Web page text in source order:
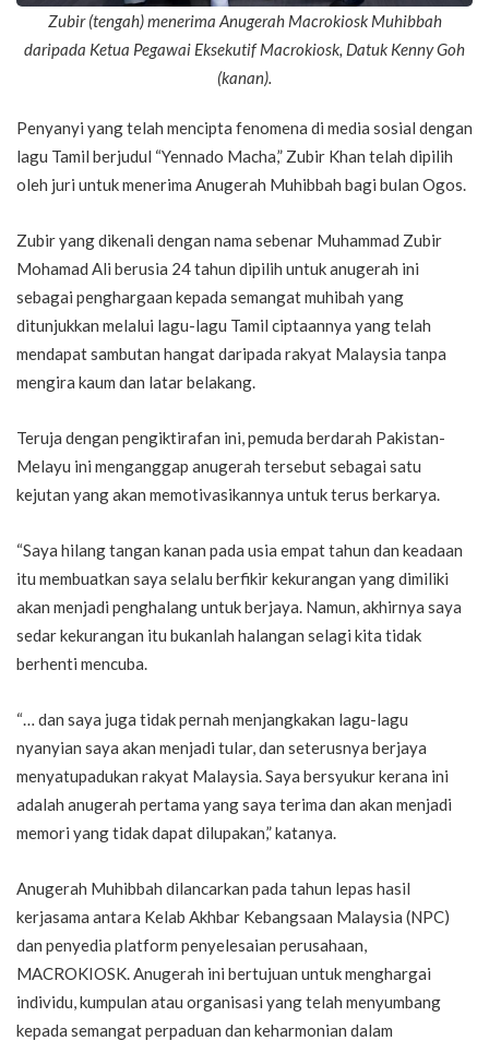
Zubir (tengah) menerima Anugerah Macrokiosk Muhibbah
daripada Ketua Pegawai Eksekutif Macrokiosk, Datuk Kenny Goh
(kanan).
Penyanyi yang telah mencipta fenomena di media sosial dengan
lagu Tamil berjudul “Yennado Macha,” Zubir Khan telah dipilih
oleh juri untuk menerima Anugerah Muhibbah bagi bulan Ogos.
Zubir yang dikenali dengan nama sebenar Muhammad Zubir
Mohamad Ali berusia 24 tahun dipilih untuk anugerah ini
sebagai penghargaan kepada semangat muhibah yang
ditunjukkan melalui lagu-lagu Tamil ciptaannya yang telah
mendapat sambutan hangat daripada rakyat Malaysia tanpa
mengira kaum dan latar belakang.
Teruja dengan pengiktirafan ini, pemuda berdarah Pakistan-
Melayu ini menganggap anugerah tersebut sebagai satu
kejutan yang akan memotivasikannya untuk terus berkarya.
“Saya hilang tangan kanan pada usia empat tahun dan keadaan
itu membuatkan saya selalu berfikir kekurangan yang dimiliki
akan menjadi penghalang untuk berjaya. Namun, akhirnya saya
sedar kekurangan itu bukanlah halangan selagi kita tidak
berhenti mencuba.
“… dan saya juga tidak pernah menjangkakan lagu-lagu
nyanyian saya akan menjadi tular, dan seterusnya berjaya
menyatupadukan rakyat Malaysia. Saya bersyukur kerana ini
adalah anugerah pertama yang saya terima dan akan menjadi
memori yang tidak dapat dilupakan,” katanya.
Anugerah Muhibbah dilancarkan pada tahun lepas hasil
kerjasama antara Kelab Akhbar Kebangsaan Malaysia (NPC)
dan penyedia platform penyelesaian perusahaan,
MACROKIOSK. Anugerah ini bertujuan untuk menghargai
individu, kumpulan atau organisasi yang telah menyumbang
kepada semangat perpaduan dan keharmonian dalam